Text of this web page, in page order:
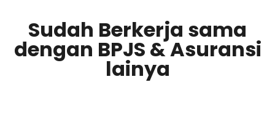
Sudah Berkerja sama
dengan BPJS & Asuransi
lainya